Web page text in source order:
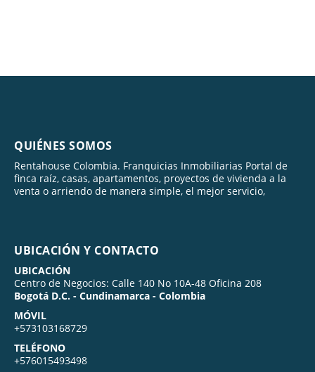
QUIÉNES SOMOS
Rentahouse Colombia. Franquicias Inmobiliarias Portal de
finca raíz, casas, apartamentos, proyectos de vivienda a la
venta o arriendo de manera simple, el mejor servicio,
UBICACIÓN Y CONTACTO
UBICACIÓN
Centro de Negocios: Calle 140 No 10A-48 Oficina 208
Bogotá D.C. - Cundinamarca - Colombia
MÓVIL
+573103168729
TELÉFONO
+576015493498